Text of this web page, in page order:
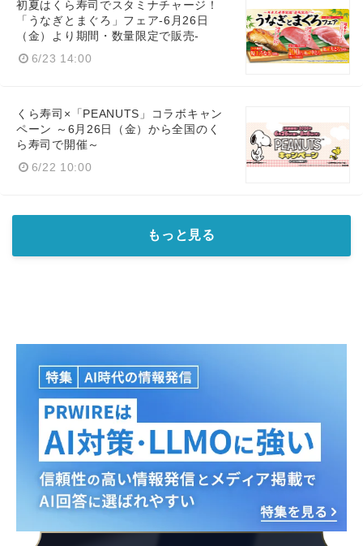
初夏はくら寿司でスタミナチャージ！
「うなぎとまぐろ」フェア-6月26日
（金）より期間・数量限定で販売-
6/23 14:00
くら寿司×「PEANUTS」コラボキャン
ペーン ～6月26日（金）から全国のく
ら寿司で開催～
6/22 10:00
もっと見る